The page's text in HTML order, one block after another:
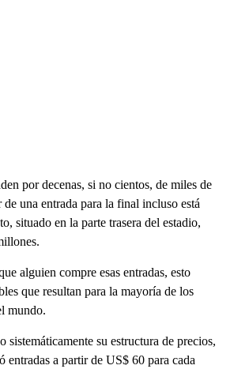
por decenas, si no cientos, de miles de
una entrada para la final incluso está
situado en la parte trasera del estadio,
alguien compre esas entradas, esto
que resultan para la mayoría de los
mundo.
sistemáticamente su estructura de precios,
entradas a partir de US$ 60 para cada